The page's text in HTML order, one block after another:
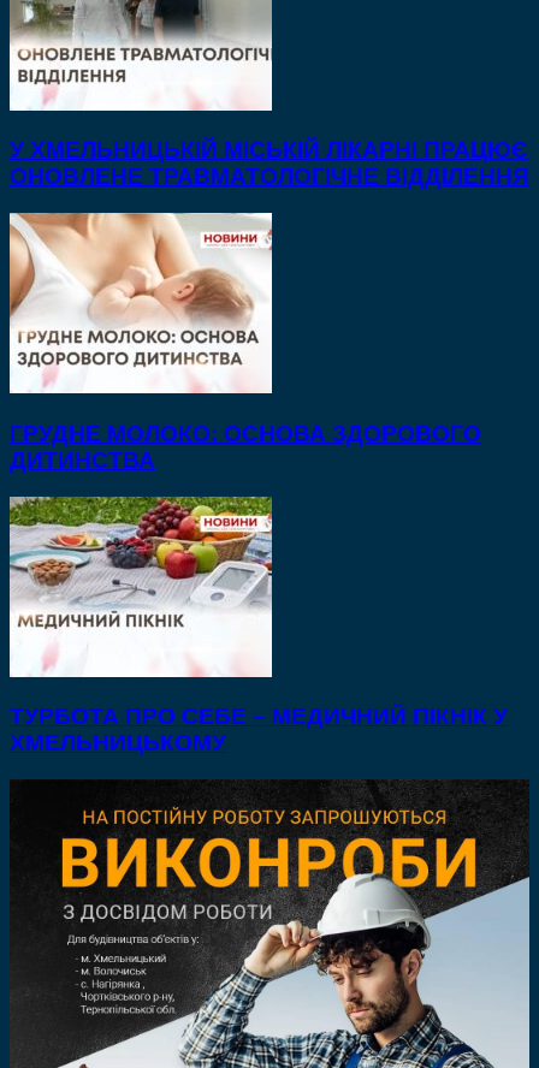
У ХМЕЛЬНИЦЬКІЙ МІСЬКІЙ ЛІКАРНІ ПРАЦЮЄ
ОНОВЛЕНЕ ТРАВМАТОЛОГІЧНЕ ВІДДІЛЕННЯ
ГРУДНЕ МОЛОКО: ОСНОВА ЗДОРОВОГО
ДИТИНСТВА
ТУРБОТА ПРО СЕБЕ – МЕДИЧНИЙ ПІКНІК У
ХМЕЛЬНИЦЬКОМУ